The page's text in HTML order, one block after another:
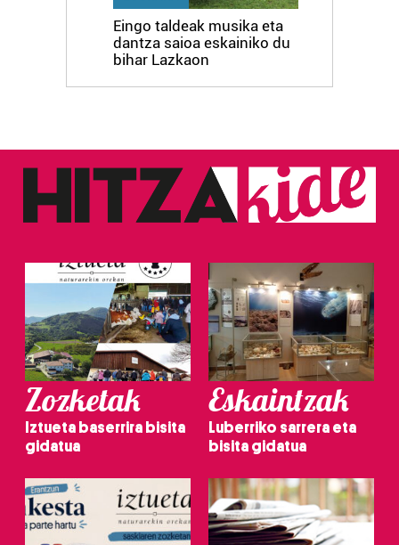
Eingo taldeak musika eta
dantza saioa eskainiko du
bihar Lazkaon
Zozketak
Iztueta baserrira bisita
gidatua
Eskaintzak
Luberriko sarrera eta
bisita gidatua